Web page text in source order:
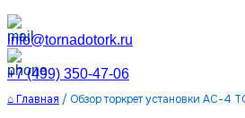
info@tornadotork.ru
+7 (499) 350-47-06
⌂ Главная / Обзор торкрет установки АС-4